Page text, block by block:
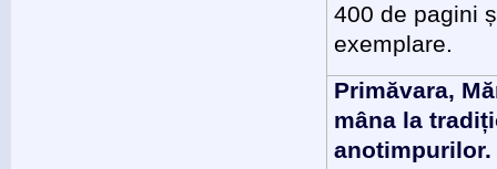
400 de pagini
exemplare.
Primăvara,
mâna la
anotimpurilor.